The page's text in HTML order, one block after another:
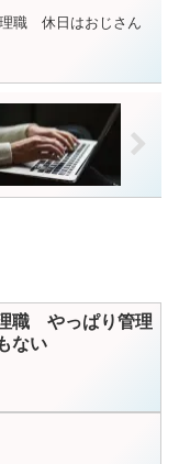
職 休日はおじさん
職 やっぱり管理
ない